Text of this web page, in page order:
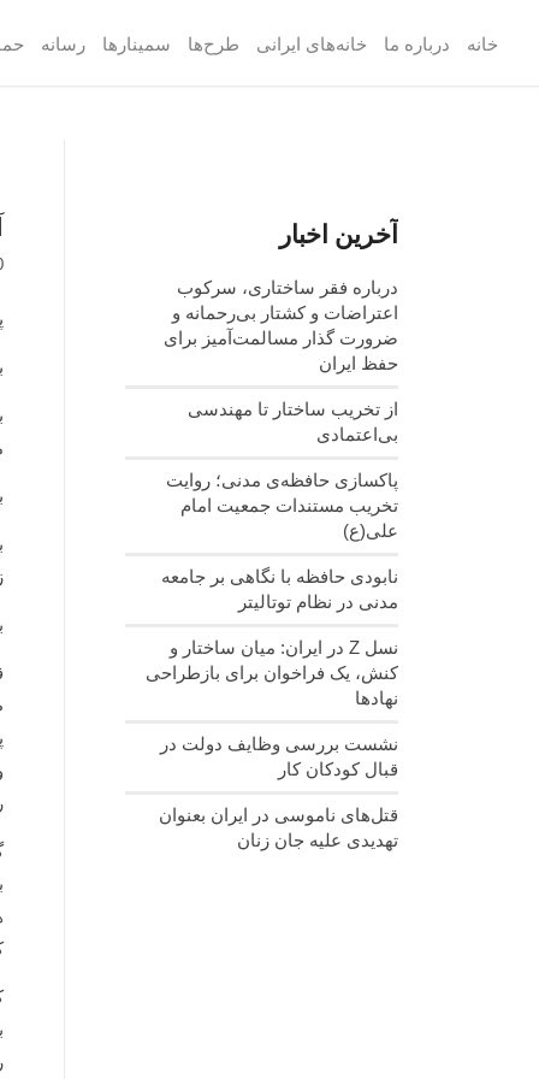
خانه درباره ما خانه‌های ایرانی طرح‌ها سمینارها رسانه
آخرین اخبار
درباره فقر ساختاری، سرکوب
اعتراضات و کشتار بی‌رحمانه و
ضرورت گذار مسالمت‌آمیز برای
حفظ ایران
از تخریب ساختار تا مهندسی
بی‌اعتمادی
پاکسازی حافظه‌ی مدنی؛ روایت
تخریب مستندات جمعیت امام
علی(ع)
نابودی حافظه با نگاهی بر جامعه
مدنی در نظام توتالیتر
نسل‌ Z در ایران: میان ساختار و
کنش، یک فراخوان برای بازطراحی
نهادها
نشست بررسی وظایف دولت در
قبال کودکان کار
قتل‌های ناموسی در ایران بعنوان
تهدیدی علیه جان زنان